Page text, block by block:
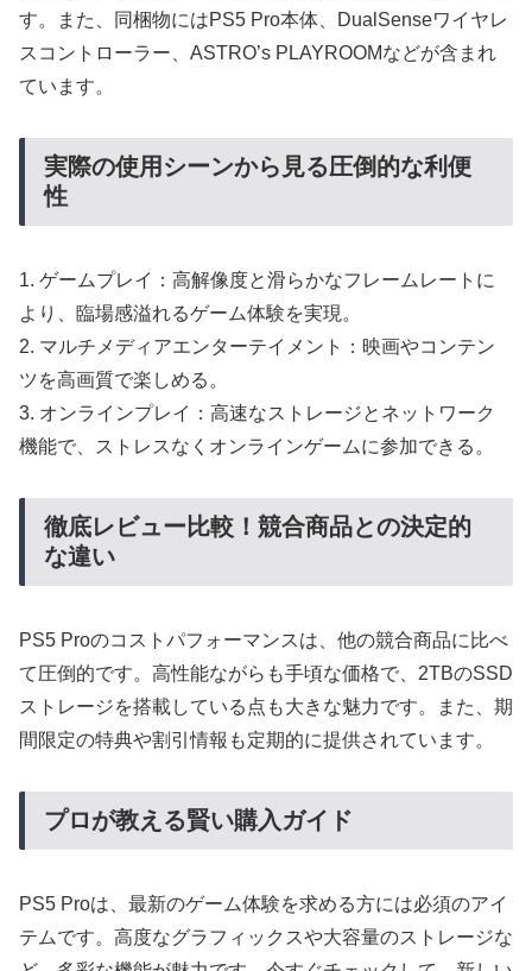
す。また、同梱物にはPS5 Pro本体、DualSenseワイヤレ
スコントローラー、ASTRO’s PLAYROOMなどが含まれ
ています。
実際の使用シーンから見る圧倒的な利便
性
1. ゲームプレイ：高解像度と滑らかなフレームレートに
より、臨場感溢れるゲーム体験を実現。
2. マルチメディアエンターテイメント：映画やコンテン
ツを高画質で楽しめる。
3. オンラインプレイ：高速なストレージとネットワーク
機能で、ストレスなくオンラインゲームに参加できる。
徹底レビュー比較！競合商品との決定的
な違い
PS5 Proのコストパフォーマンスは、他の競合商品に比べ
て圧倒的です。高性能ながらも手頃な価格で、2TBのSSD
ストレージを搭載している点も大きな魅力です。また、期
間限定の特典や割引情報も定期的に提供されています。
プロが教える賢い購入ガイド
PS5 Proは、最新のゲーム体験を求める方には必須のアイ
テムです。高度なグラフィックスや大容量のストレージな